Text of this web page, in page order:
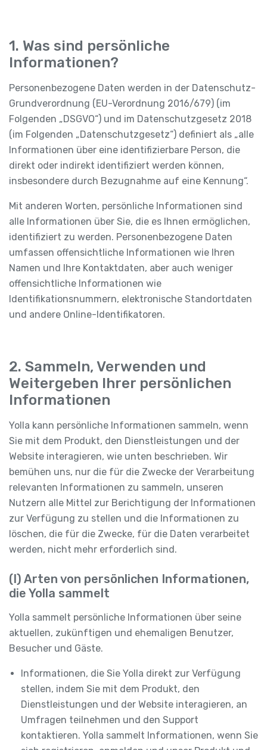
1. Was sind persönliche
Informationen?
Personenbezogene Daten werden in der Datenschutz-
Grundverordnung (EU-Verordnung 2016/679) (im
Folgenden „DSGVO“) und im Datenschutzgesetz 2018
(im Folgenden „Datenschutzgesetz“) definiert als „alle
Informationen über eine identifizierbare Person, die
direkt oder indirekt identifiziert werden können,
insbesondere durch Bezugnahme auf eine Kennung“.
Mit anderen Worten, persönliche Informationen sind
alle Informationen über Sie, die es Ihnen ermöglichen,
identifiziert zu werden. Personenbezogene Daten
umfassen offensichtliche Informationen wie Ihren
Namen und Ihre Kontaktdaten, aber auch weniger
offensichtliche Informationen wie
Identifikationsnummern, elektronische Standortdaten
und andere Online-Identifikatoren.
2. Sammeln, Verwenden und
Weitergeben Ihrer persönlichen
Informationen
Yolla kann persönliche Informationen sammeln, wenn
Sie mit dem Produkt, den Dienstleistungen und der
Website interagieren, wie unten beschrieben. Wir
bemühen uns, nur die für die Zwecke der Verarbeitung
relevanten Informationen zu sammeln, unseren
Nutzern alle Mittel zur Berichtigung der Informationen
zur Verfügung zu stellen und die Informationen zu
löschen, die für die Zwecke, für die Daten verarbeitet
werden, nicht mehr erforderlich sind.
(I) Arten von persönlichen Informationen,
die Yolla sammelt
Yolla sammelt persönliche Informationen über seine
aktuellen, zukünftigen und ehemaligen Benutzer,
Besucher und Gäste.
Informationen, die Sie Yolla direkt zur Verfügung
stellen, indem Sie mit dem Produkt, den
Dienstleistungen und der Website interagieren, an
Umfragen teilnehmen und den Support
kontaktieren. Yolla sammelt Informationen, wenn Sie